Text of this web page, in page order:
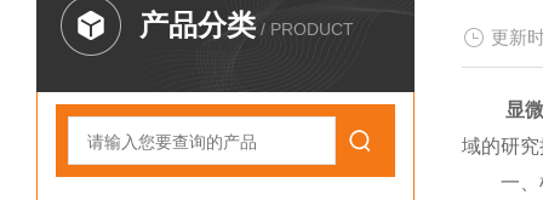
产品分类 / PRODUCT 更新
显
域的研
一、